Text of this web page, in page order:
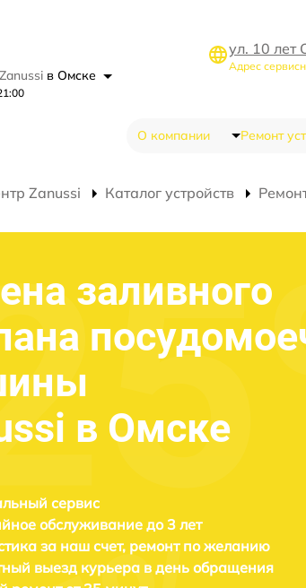
в Омске
ул. 10 лет
Адрес
О компании Ремонт
Zanussi Каталог устройств
заливного
в Омске
сервис
обслуживание до 3 лет
за наш счет, ремонт по желанию
выезд курьера в день обращения